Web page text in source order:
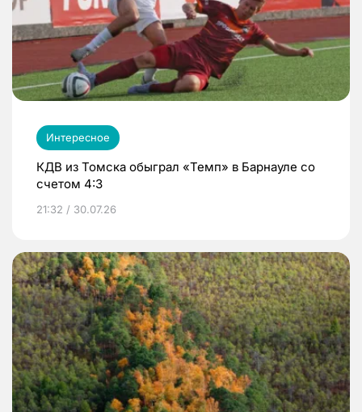
Интересное
КДВ из Томска обыграл «Темп» в Барнауле со
счетом 4:3
21:32 / 30.07.26